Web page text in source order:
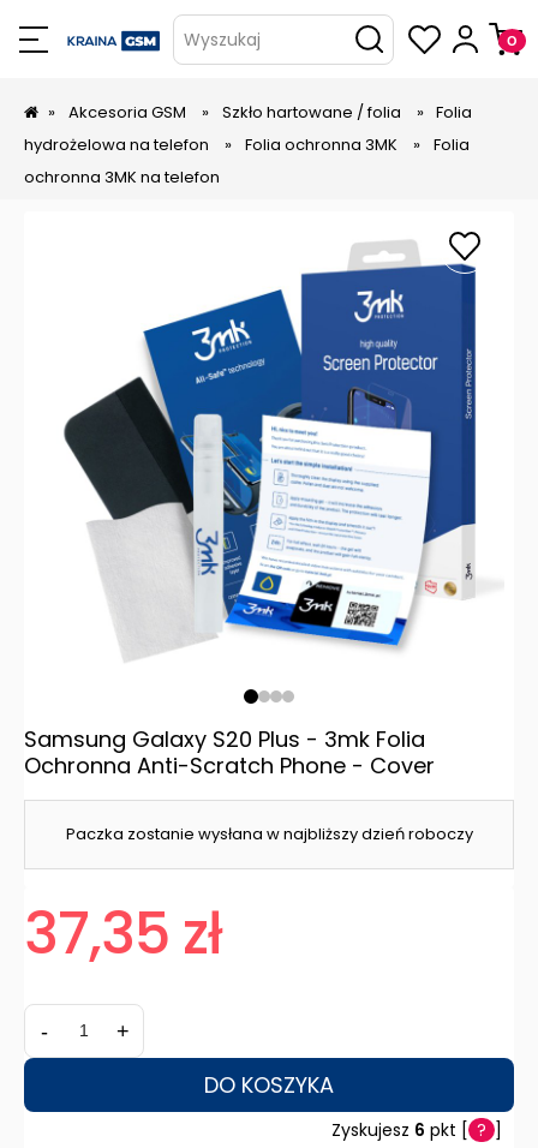
Wyszukaj
» Akcesoria GSM » Szkło hartowane / folia » Folia
hydrożelowa na telefon
» Folia ochronna 3MK » Folia
ochronna 3MK na telefon
Paczka zostanie wysłana w najbliższy dzień roboczy
Samsung Galaxy S20 Plus - 3mk Folia
Ochronna Anti-Scratch Phone - Cover
37,35 zł
- +
DO KOSZYKA
Zyskujesz 6 pkt [ ? ]